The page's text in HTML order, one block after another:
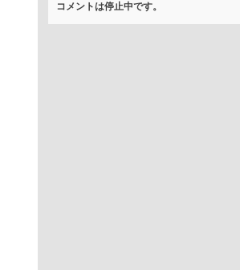
コメントは停止中です。